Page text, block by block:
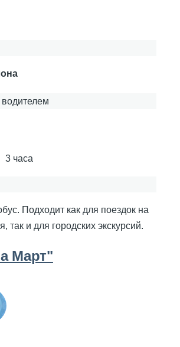
водителем
3 часа
Подходит как для поездок на
так и для городских экскурсий.
Март"